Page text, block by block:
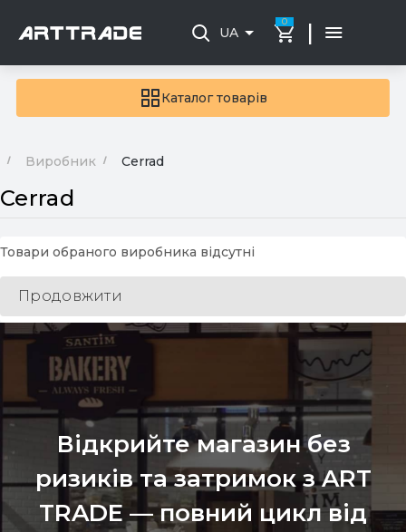
Каталог товарів
UA
0 |
Виробник Cerrad
Cerrad
Товари обраного виробника відсутні
Продовжити
Відкрийте магазин без
ризиків та затримок з ART
TRADE — повний цикл від